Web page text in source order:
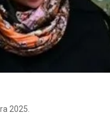
2025.